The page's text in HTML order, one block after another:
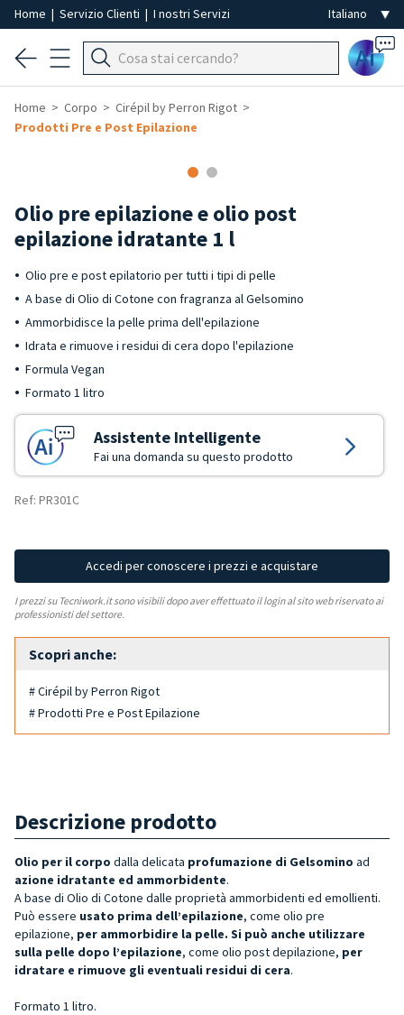
Home | Servizio Clienti | I nostri Servizi
Ai
Home Corpo
Cirépil by Perron Rigot
Prodotti Pre e Post Epilazione
Olio pre epilazione e olio post
epilazione idratante 1 l
Olio pre e post epilatorio per tutti i tipi di pelle
A base di Olio di Cotone con fragranza al Gelsomino
Ammorbidisce la pelle prima dell'epilazione
Idrata e rimuove i residui di cera dopo l'epilazione
Formula Vegan
Formato 1 litro
Assistente Intelligente
Fai una domanda su questo prodotto
Ref: PR301C
Accedi per conoscere i prezzi e acquistare
I prezzi su Tecniwork.it sono visibili dopo aver effettuato il login al sito web riservato ai
professionisti del settore.
Scopri anche:
# Cirépil by Perron Rigot
# Prodotti Pre e Post Epilazione
Descrizione prodotto
Olio per il corpo dalla delicata profumazione di Gelsomino ad
azione idratante ed ammorbidente.
A base di Olio di Cotone dalle proprietà ammorbidenti ed emollienti.
Può essere usato prima dell’epilazione, come olio pre
epilazione, per ammorbidire la pelle. Si può anche utilizzare
sulla pelle dopo l’epilazione, come olio post depilazione, per
idratare e rimuove gli eventuali residui di cera.
Formato 1 litro.